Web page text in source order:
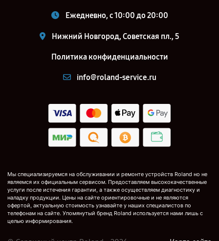
Ежедневно, с 10:00 до 20:00
Нижний Новгород, Советская пл., 5
Политика конфиденциальности
info@roland-service.ru
Мы специализируемся на обслуживании и ремонте устройств Roland но не
являемся их официальным сервисом. Предоставляем высококачественные
услуги после истечения гарантии, а также осуществляем диагностику и
наладку продукции. Цены на сайте ориентировочные и не являются
офертой, актуальную стоимость узнавайте у наших специалистов по
телефонам на сайте. Упомянутый бренд Roland используется нами лишь с
целью информирования.